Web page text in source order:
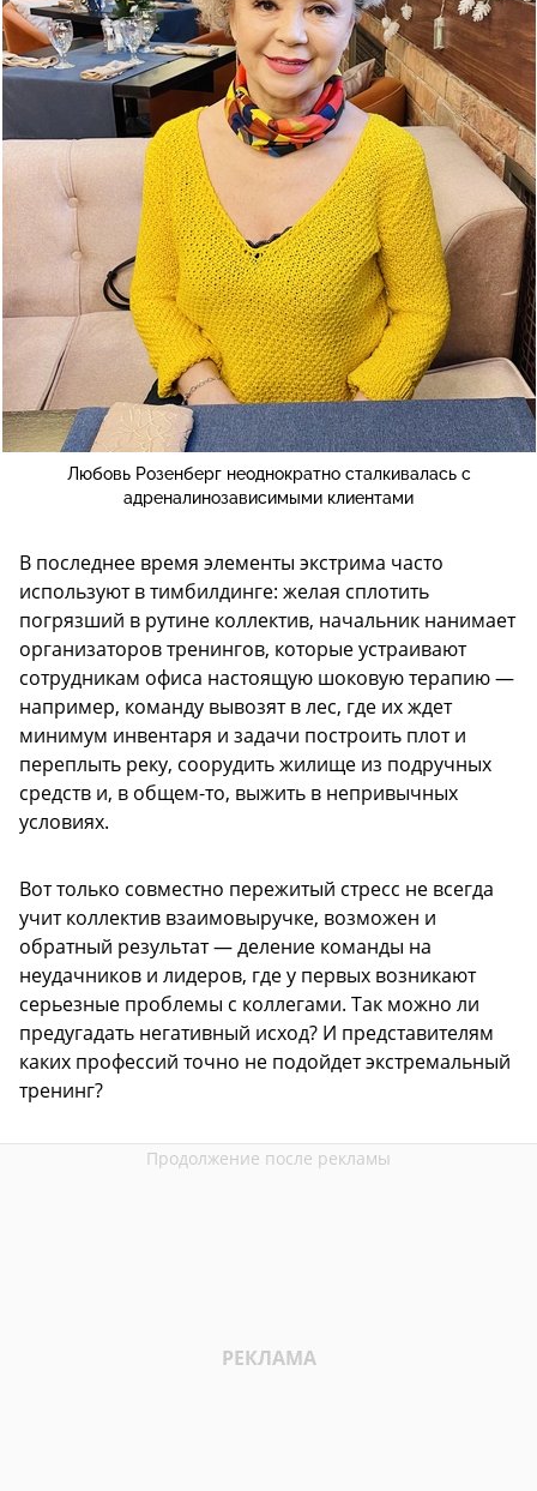
Любовь Розенберг неоднократно сталкивалась с
адреналинозависимыми клиентами
В последнее время элементы экстрима часто
используют в тимбилдинге: желая сплотить
погрязший в рутине коллектив, начальник нанимает
организаторов тренингов, которые устраивают
сотрудникам офиса настоящую шоковую терапию —
например, команду вывозят в лес, где их ждет
минимум инвентаря и задачи построить плот и
переплыть реку, соорудить жилище из подручных
средств и, в общем-то, выжить в непривычных
условиях.
Вот только совместно пережитый стресс не всегда
учит коллектив взаимовыручке, возможен и
обратный результат — деление команды на
неудачников и лидеров, где у первых возникают
серьезные проблемы с коллегами. Так можно ли
предугадать негативный исход? И представителям
каких профессий точно не подойдет экстремальный
тренинг?